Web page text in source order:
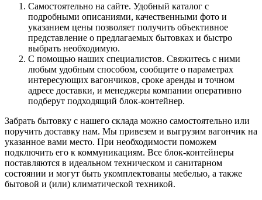
Самостоятельно на сайте. Удобный каталог с
подробными описаниями, качественными фото и
указанием цены позволяет получить объективное
представление о предлагаемых бытовках и быстро
выбрать необходимую.
С помощью наших специалистов. Свяжитесь с ними
любым удобным способом, сообщите о параметрах
интересующих вагончиков, сроке аренды и точном
адресе доставки, и менеджеры компании оперативно
подберут подходящий блок-контейнер.
Забрать бытовку с нашего склада можно самостоятельно или
поручить доставку нам. Мы привезем и выгрузим вагончик на
указанное вами место. При необходимости поможем
подключить его к коммуникациям. Все блок-контейнеры
поставляются в идеальном техническом и санитарном
состоянии и могут быть укомплектованы мебелью, а также
бытовой и (или) климатической техникой.